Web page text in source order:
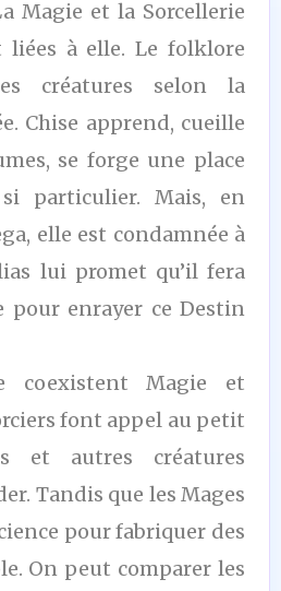
Magie et la Sorcellerie
à elle. Le folklore
créatures selon la
Chise apprend, cueille
se forge une place
particulier. Mais, en
elle est condamnée à
lui promet qu’il fera
pour enrayer ce Destin
coexistent Magie et
font appel au petit
et autres créatures
Tandis que les Mages
pour fabriquer des
On peut comparer les